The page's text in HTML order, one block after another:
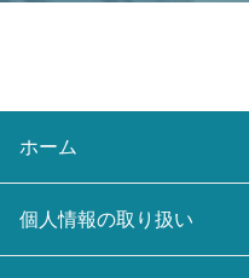
ホーム
個人情報の取り扱い